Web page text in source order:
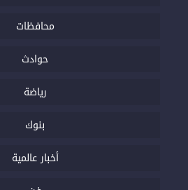
محافظات
حوادث
رياضة
بنوك
أخبار عالمية